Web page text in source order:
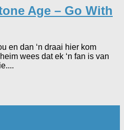
Age – Go With
en dan ‘n draai hier kom
wees dat ek ‘n fan is van